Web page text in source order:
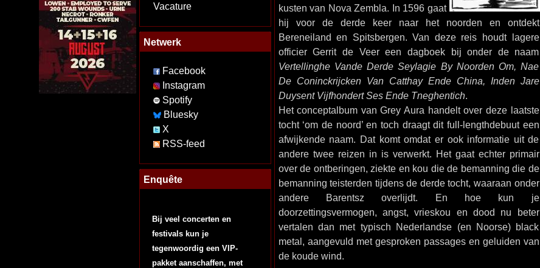
Vacature
Netwerk
Facebook
Instagram
Spotify
Bluesky
X
RSS-feed
Enquête
Bij veel concerten en
festivals kun je
tegenwoordig een VIP-
pakket aanschaffen, met
kusten van Nova Zembla. In 1596 gaat
hij voor de derde keer naar het noorden en ontdekt
Bereneiland en Spitsbergen. Van deze reis houdt lagere
officier Gerrit de Veer een dagboek bij onder de naam
Vertellinghe Vande Derde Seylagie By Noorden Om, Nae
De Coninckrijcken Van Catthay Ende China, Inden Jare
Duysent Vijfhondert Ses Ende Tneghentich.
Het conceptalbum van Grey Aura handelt over deze laatste
tocht ‘om de noord’ en toch draagt dit full-lengthdebuut een
afwijkende naam. Dat komt omdat er ook informatie uit de
andere twee reizen in is verwerkt. Het gaat echter primair
over de ontberingen, ziekte en kou die de bemanning die de
bemanning teisterden tijdens de derde tocht, waaraan onder
andere Barentsz overlijdt. En hoe kun je
doorzettingsvermogen, angst, vrieskou en dood nu beter
vertalen dan met typisch Nederlandse (en Noorse) black
metal, aangevuld met gesproken passages en geluiden van
de koude wind.